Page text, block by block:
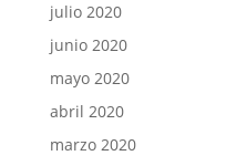
julio 2020
junio 2020
mayo 2020
abril 2020
marzo 2020